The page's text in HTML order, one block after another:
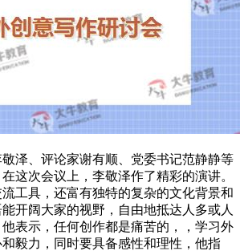
泽、评论家谢有顺、党委书记范静静等
这次会议上，李敬泽作了精彩的演讲。
工具，还富有独特的复杂的文化背景和
开阔大家的视野，自由地抵达人多或人
表示，任何创作都是痛苦的，，学习外
毅力，同时要具备感性和理性，他指